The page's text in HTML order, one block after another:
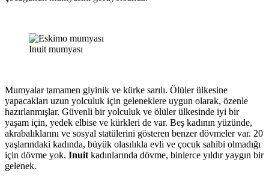
Inuit mumyası
Mumyalar tamamen giyinik ve kürke sarılı. Ölüler ülkesine
yapacakları uzun yolculuk için geleneklere uygun olarak, özenle
hazırlanmışlar. Güvenli bir yolculuk ve ölüler ülkesinde iyi bir
yaşam için, yedek elbise ve kürkleri de var. Beş kadının yüzünde,
akrabalıklarını ve sosyal statülerini gösteren benzer dövmeler var. 20
yaşlarındaki kadında, büyük olasılıkla evli ve çocuk sahibi olmadığı
için dövme yok. Inuit kadınlarında dövme, binlerce yıldır yaygın bir
gelenek.